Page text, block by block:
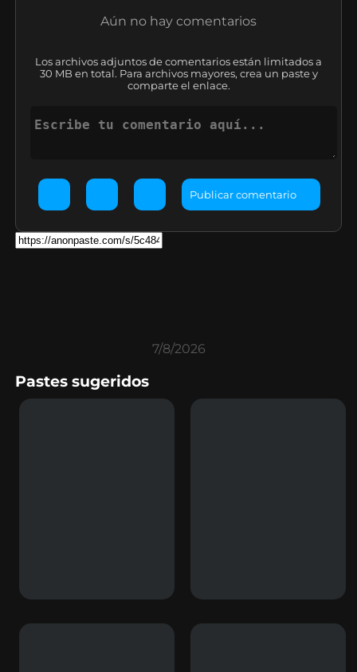
Aún no hay comentarios
Los archivos adjuntos de comentarios están limitados a
30 MB en total. Para archivos mayores, crea un paste y
comparte el enlace.
Publicar comentario
7/8/2026
Pastes sugeridos